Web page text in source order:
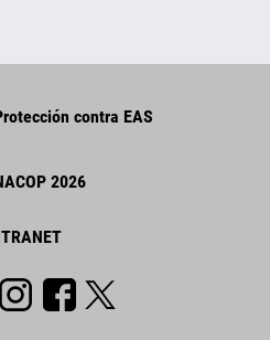
contra EAS
2026